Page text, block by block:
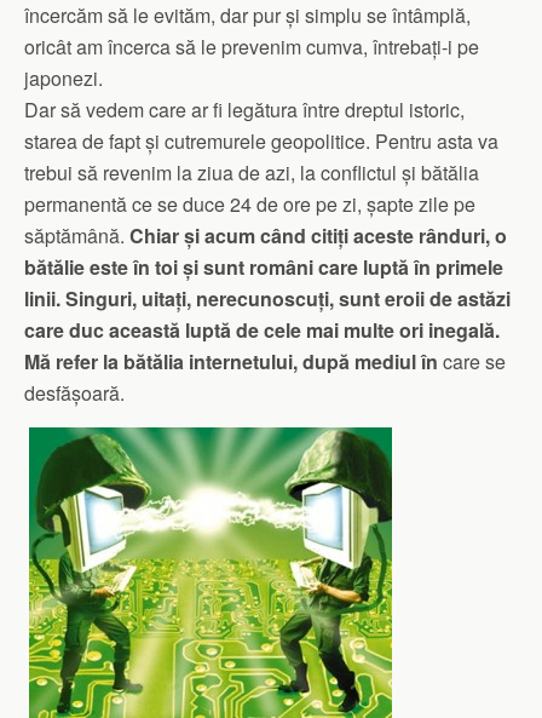
încercăm să le evităm, dar pur și simplu se întâmplă,
oricât am încerca să le prevenim cumva, întrebați-i pe
japonezi.
Dar să vedem care ar fi legătura între dreptul istoric,
starea de fapt și cutremurele geopolitice. Pentru asta va
trebui să revenim la ziua de azi, la conflictul și bătălia
permanentă ce se duce 24 de ore pe zi, șapte zile pe
săptămână. Chiar și acum când citiți aceste rânduri, o
bătălie este în toi și sunt români care luptă în primele
linii. Singuri, uitați, nerecunoscuți, sunt eroii de astăzi
care duc această luptă de cele mai multe ori inegală.
Mă refer la bătălia internetului, după mediul în care se
desfășoară.